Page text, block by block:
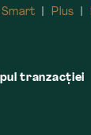
Smart Plus
tranzacției